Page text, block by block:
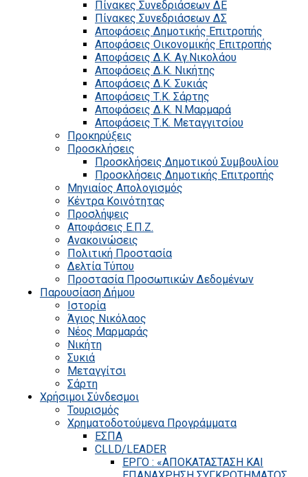
Πίνακες Συνεδριάσεων ΔΕ
Πίνακες Συνεδριάσεων ΔΣ
Αποφάσεις Δημοτικής Επιτροπής
Αποφάσεις Οικονομικής Επιτροπής
Αποφάσεις Δ.Κ. Αγ.Νικολάου
Αποφάσεις Δ.Κ. Νικήτης
Αποφάσεις Δ.Κ. Συκιάς
Αποφάσεις Τ.Κ. Σάρτης
Αποφάσεις Δ.Κ. Ν.Μαρμαρά
Αποφάσεις Τ.Κ. Μεταγγιτσίου
Προκηρύξεις
Προσκλήσεις
Προσκλήσεις Δημοτικού Συμβουλίου
Προσκλήσεις Δημοτικής Επιτροπής
Μηνιαίος Απολογισμός
Κέντρα Κοινότητας
Προσλήψεις
Αποφάσεις Ε.Π.Ζ.
Ανακοινώσεις
Πολιτική Προστασία
Δελτία Τύπου
Προστασία Προσωπικών Δεδομένων
Παρουσίαση Δήμου
Ιστορία
Άγιος Νικόλαος
Νέος Μαρμαράς
Νικήτη
Συκιά
Μεταγγίτσι
Σάρτη
Χρήσιμοι Σύνδεσμοι
Τουρισμός
Χρηματοδοτούμενα Προγράμματα
ΕΣΠΑ
CLLD/LEADER
ΕΡΓΟ : «ΑΠΟΚΑΤΑΣΤΑΣΗ ΚΑΙ